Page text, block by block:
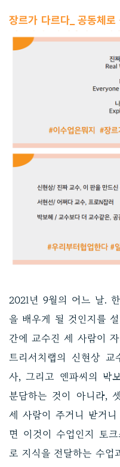
장르가 다르다_ 공동체로
2021년 9월의 어느 날.
을 배우게 될 것인지를
간에 교수진 세 사람이
트리서치랩의 신현상 교
사, 그리고 앤파씨의 박
분담하는 것이 아니라,
세 사람이 주거니 받거
면 이것이 수업인지 토
로 지식을 전달하는 수업